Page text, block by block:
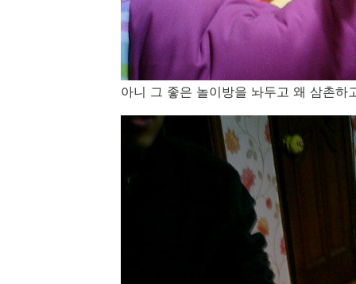
아니 그 좋은 놀이방을 놔두고 왜 삼촌하